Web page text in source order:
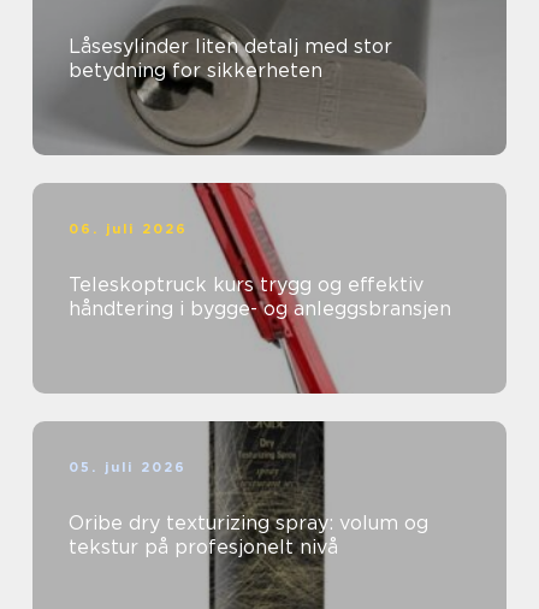
Låsesylinder liten detalj med stor
betydning for sikkerheten
06. juli 2026
Teleskoptruck kurs trygg og effektiv
håndtering i bygge- og anleggsbransjen
05. juli 2026
Oribe dry texturizing spray: volum og
tekstur på profesjonelt nivå